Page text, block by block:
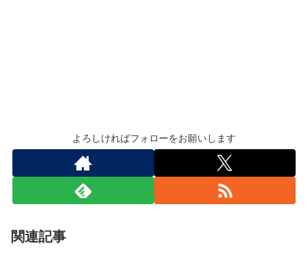
よろしければフォローをお願いします
関連記事